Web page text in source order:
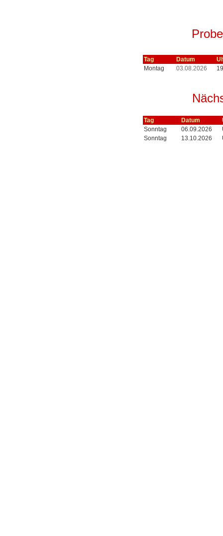
Tag Datum
Montag
03.08.2026
Tag Datum
Sonntag
06.09.2026
Sonntag
13.10.2026